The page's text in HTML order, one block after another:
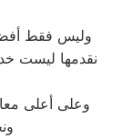
وليس فقط أفضل
نقدمها ليست
وعلى أعلى